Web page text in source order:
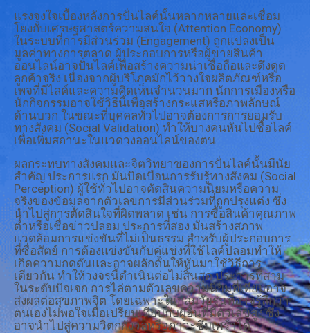
แรงจูงใจเบื้องหลังการปั่นไลค์นั้นหลากหลายและเชื่อม
โยงกับเศรษฐศาสตร์ความสนใจ (Attention Economy)
ในระบบที่การมีส่วนร่วม (Engagement) ถูกแปลงเป็น
มูลค่าทางการตลาด ผู้ประกอบการหรือผู้ขายสินค้า
ออนไลน์อาจปั่นไลค์เพื่อสร้างความน่าเชื่อถือและดึงดูด
ลูกค้าจริง เนื่องจากผู้บริโภคมักไว้วางใจผลิตภัณฑ์หรือ
เพจที่มีไลค์และความคิดเห็นจำนวนมาก นักการเมืองหรือ
นักกิจกรรมอาจใช้วิธีนี้เพื่อสร้างกระแสหรือภาพลักษณ์
ด้านบวก ในขณะที่บุคคลทั่วไปอาจต้องการการยอมรับ
ทางสังคม (Social Validation) ทำให้บางคนหันไปซื้อไลค์
เพื่อเพิ่มสถานะในแวดวงออนไลน์ของตน
ผลกระทบทางสังคมและจิตวิทยาของการปั่นไลค์นั้นมีนัย
สำคัญ ประการแรก มันบิดเบือนการรับรู้ทางสังคม (Social
Perception) ผู้ใช้ทั่วไปอาจตัดสินความนิยมหรือความ
จริงของข้อมูลจากตัวเลขการมีส่วนร่วมที่ถูกปรุงแต่ง ซึ่ง
นำไปสู่การตัดสินใจที่ผิดพลาด เช่น การซื้อสินค้าคุณภาพ
ต่ำหรือเชื่อข่าวปลอม ประการที่สอง มันสร้างสภาพ
แวดล้อมการแข่งขันที่ไม่เป็นธรรม สำหรับผู้ประกอบการ
ที่ซื่อสัตย์ การต้องแข่งขันกับคู่แข่งที่ใช้ไลค์ปลอมทำให้
เกิดความกดดันและอาจผลักดันให้หันมาใช้วิธีการ
เดียวกัน ทำให้วงจรนี้ดำเนินต่อไม่สิ้นสุด ประการที่สาม
ในระดับปัจเจก การไล่ตามตัวเลขความนิยมที่เทียมอาจ
ส่งผลต่อสุขภาพจิต โดยเฉพาะในกลุ่มวัยรุ่นที่อาจรู้สึกว่า
ตนเองไม่พอใจเมื่อเปรียบเทียบกับผู้อื่นที่มีตัวเลขสูง ซึ่ง
อาจนำไปสู่ความวิตกกังวลหรือภาวะซึมเศร้าได้